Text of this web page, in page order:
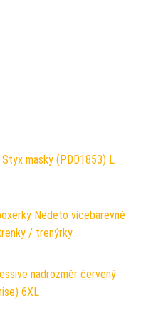
Styx masky (PDD1853) L
Nedeto vícebarevné
/ trenýrky
nadrozměr červený
6XL